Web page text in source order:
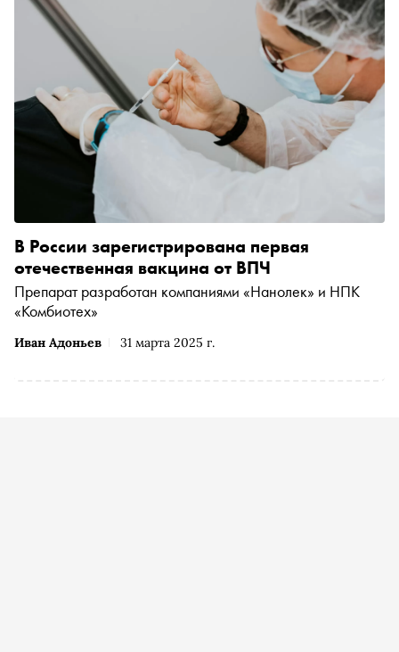
Иван Адоньев 31 марта 2025 г.
В России зарегистрирована первая
отечественная вакцина от ВПЧ
Препарат разработан компаниями «Нанолек» и НПК
«Комбиотех»